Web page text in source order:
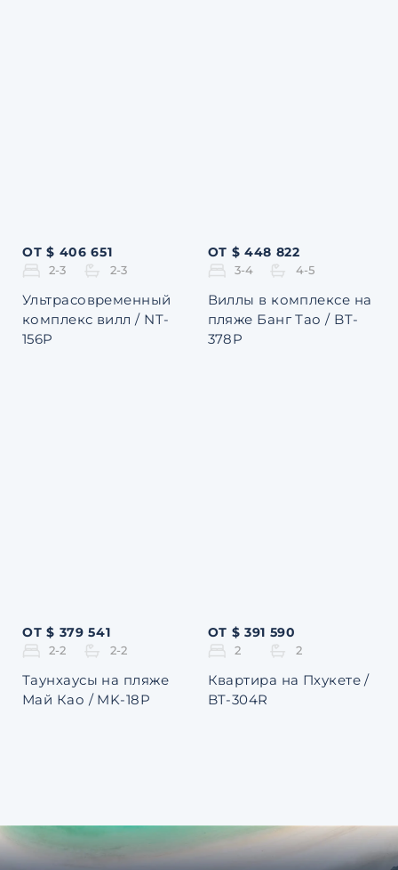
ОТ $ 406 651
2-3 2-3
Ультрасовременный
комплекс вилл / NT-
156P
ОТ $ 448 822
3-4 4-5
Виллы в комплексе на
пляже Банг Тао / BT-
378P
ОТ $ 379 541
2-2 2-2
Таунхаусы на пляже
Май Као / MK-18P
ОТ $ 391 590
2 2
Квартира на Пхукете /
BT-304R